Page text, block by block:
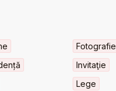
Fotografie
Invitaţie
Lege